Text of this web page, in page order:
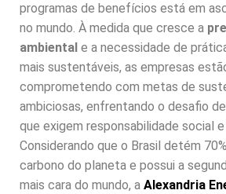
programas de benefícios está em
no mundo. À medida que cresce a
ambiental e a necessidade de
mais sustentáveis, as empresas
comprometendo com metas de
ambiciosas, enfrentando o desafio
que exigem responsabilidade social
Considerando que o Brasil detém
carbono do planeta e possui a
mais cara do mundo, a Alexandria